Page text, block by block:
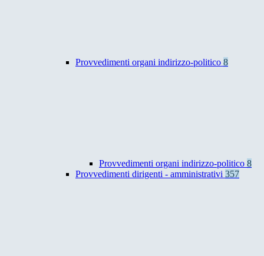
Provvedimenti organi indirizzo-politico 8
Provvedimenti organi indirizzo-politico 8
Provvedimenti dirigenti - amministrativi 357